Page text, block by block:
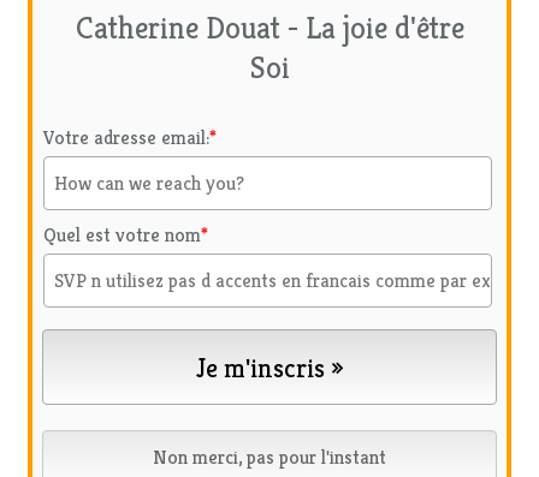
Catherine Douat - La joie d'être
Soi
Votre adresse email:*
Quel est votre nom*